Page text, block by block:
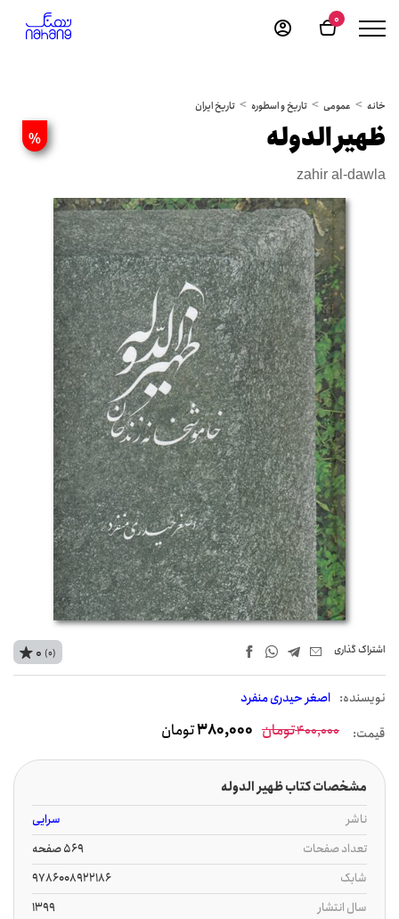
0
خانه عمومی تاریخ و اسطوره تاریخ ایران
% ظهیر الدوله
zahir al-dawla
اشتراک‌ گذاری
نويسنده: اصغر حیدری منفرد
0 (0)
قیمت: 400,000تومان 380,000تومان
مشخصات کتاب ظهیر الدوله
ناشر
سرایی
تعداد صفحات
569 صفحه
شابک
9786008922186
سال انتشار
1399